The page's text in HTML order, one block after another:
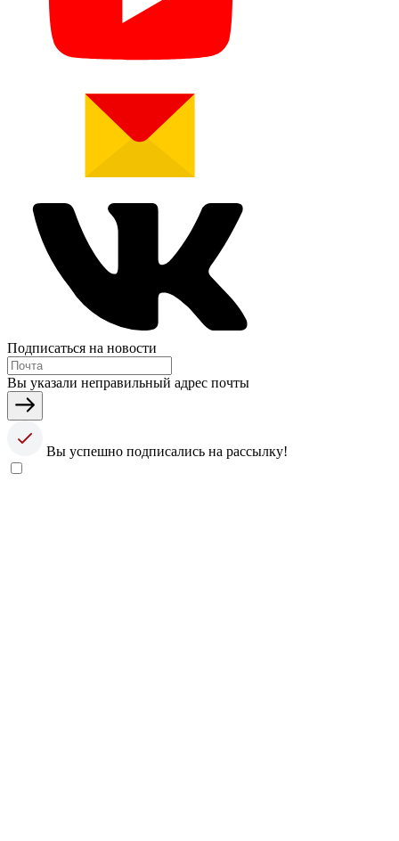
Подписаться на новости
Вы указали неправильный адрес почты
Вы успешно подписались на рассылку!